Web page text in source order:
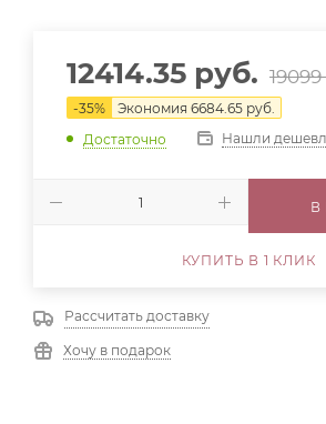
12414.35 руб. 19099
-35% Экономия 6684.65 руб.
Достаточно
Нашли
В
КУПИТЬ В 1 КЛИК
Рассчитать доставку
Хочу в подарок